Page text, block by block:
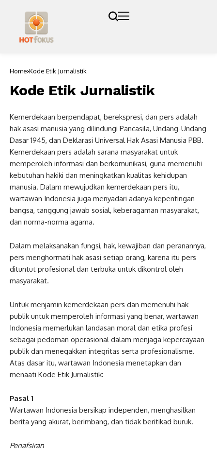
Home Kode Etik Jurnalistik
Kode Etik Jurnalistik
Kemerdekaan berpendapat, berekspresi, dan pers adalah
hak asasi manusia yang dilindungi Pancasila, Undang-Undang
Dasar 1945, dan Deklarasi Universal Hak Asasi Manusia PBB.
Kemerdekaan pers adalah sarana masyarakat untuk
memperoleh informasi dan berkomunikasi, guna memenuhi
kebutuhan hakiki dan meningkatkan kualitas kehidupan
manusia. Dalam mewujudkan kemerdekaan pers itu,
wartawan Indonesia juga menyadari adanya kepentingan
bangsa, tanggung jawab sosial, keberagaman masyarakat,
dan norma-norma agama.
Dalam melaksanakan fungsi, hak, kewajiban dan peranannya,
pers menghormati hak asasi setiap orang, karena itu pers
dituntut profesional dan terbuka untuk dikontrol oleh
masyarakat.
Untuk menjamin kemerdekaan pers dan memenuhi hak
publik untuk memperoleh informasi yang benar, wartawan
Indonesia memerlukan landasan moral dan etika profesi
sebagai pedoman operasional dalam menjaga kepercayaan
publik dan menegakkan integritas serta profesionalisme.
Atas dasar itu, wartawan Indonesia menetapkan dan
menaati Kode Etik Jurnalistik:
Pasal 1
Wartawan Indonesia bersikap independen, menghasilkan
berita yang akurat, berimbang, dan tidak beritikad buruk.
Penafsiran